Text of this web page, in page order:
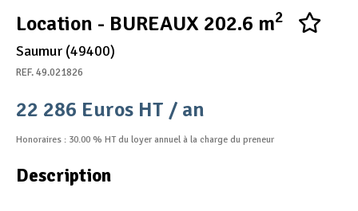
Appel d'offres
Nous rejoindre
Location - BUREAUX 202.6 m2
Saumur (49400)
REF. 49.021826
22 286 Euros HT / an
Honoraires : 30.00 % HT du loyer annuel à la charge du preneur
Description